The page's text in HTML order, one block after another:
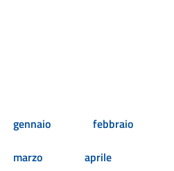
gennaio
febbraio
marzo
aprile